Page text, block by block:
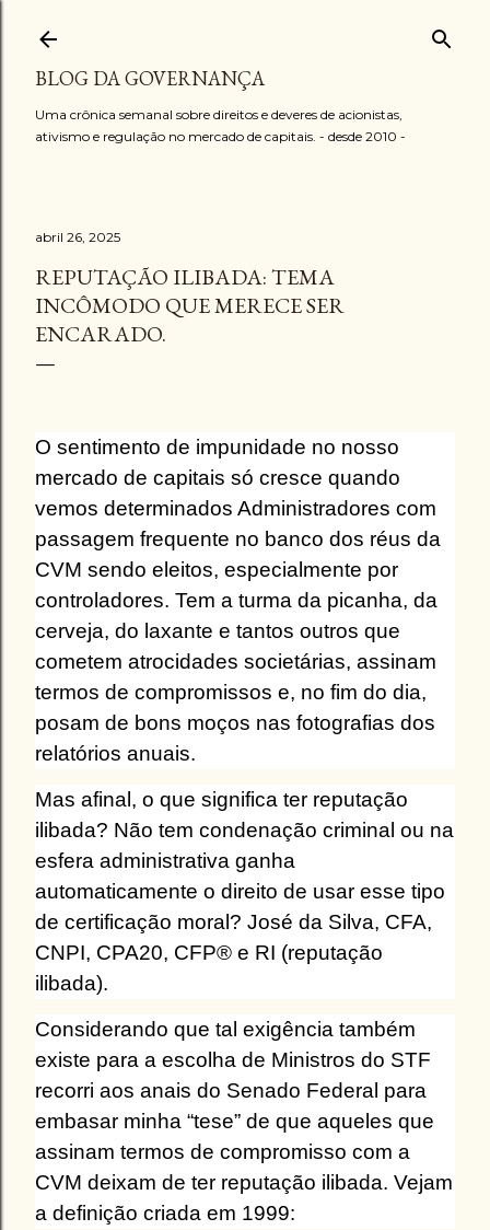
BLOG DA GOVERNANÇA
Uma crônica semanal sobre direitos e deveres de acionistas,
ativismo e regulação no mercado de capitais. - desde 2010 -
abril 26, 2025
REPUTAÇÃO ILIBADA: TEMA
INCÔMODO QUE MERECE SER
ENCARADO.
O sentimento de impunidade no nosso
mercado de capitais só cresce quando
vemos determinados Administradores com
passagem frequente no banco dos réus da
CVM sendo eleitos, especialmente por
controladores. Tem a turma da picanha, da
cerveja, do laxante e tantos outros que
cometem atrocidades societárias, assinam
termos de compromissos e, no fim do dia,
posam de bons moços nas fotografias dos
relatórios anuais.
Mas afinal, o que significa ter reputação
ilibada? Não tem condenação criminal ou na
esfera administrativa ganha
automaticamente o direito de usar esse tipo
de certificação moral? José da Silva, CFA,
CNPI, CPA20, CFP® e RI (reputação
ilibada).
Considerando que tal exigência também
existe para a escolha de Ministros do STF
recorri aos anais do Senado Federal para
embasar minha “tese” de que aqueles que
assinam termos de compromisso com a
CVM deixam de ter reputação ilibada. Vejam
a definição criada em 1999: